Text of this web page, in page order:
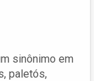
sinônimo em
paletós,